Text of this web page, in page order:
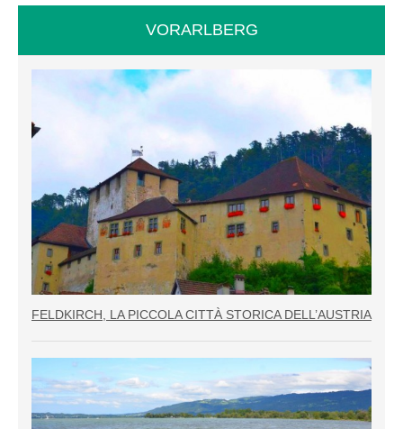
VORARLBERG
FELDKIRCH, LA PICCOLA CITTÀ STORICA DELL’AUSTRIA